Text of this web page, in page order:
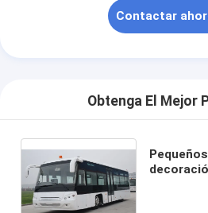
Contactar
Obtenga El Mejor